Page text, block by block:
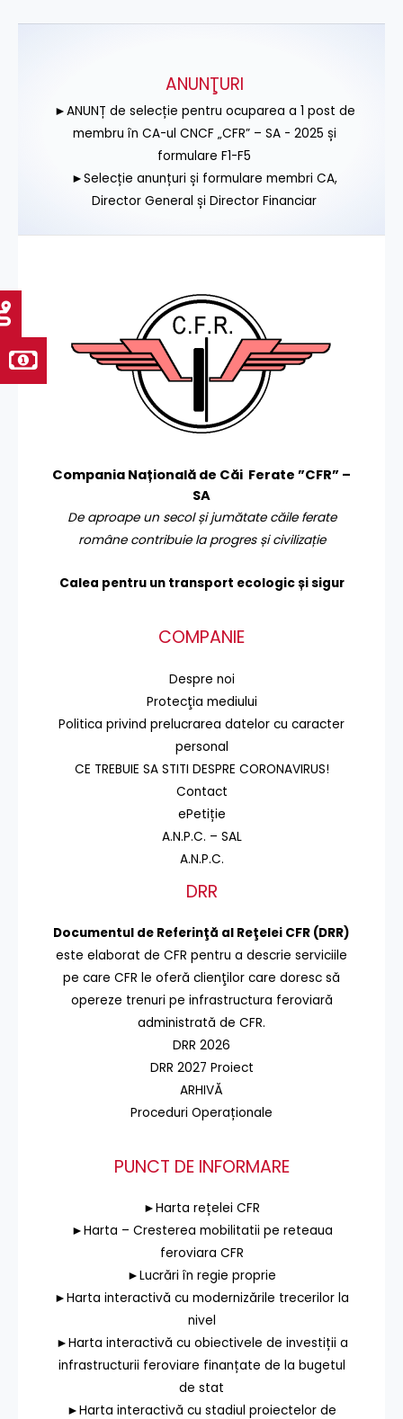
ANUNŢURI
►ANUNȚ de selecție pentru ocuparea a 1 post de
membru în CA-ul CNCF „CFR” – SA - 2025 și
formulare F1-F5
►Selecție anunțuri și formulare membri CA,
Director General și Director Financiar
Compania Națională de Căi Ferate ”CFR” –
SA
De aproape un secol și jumătate căile ferate
române contribuie la progres și civilizație
Calea pentru un transport ecologic și sigur
COMPANIE
Despre noi
Protecţia mediului
Politica privind prelucrarea datelor cu caracter
personal
CE TREBUIE SA STITI DESPRE CORONAVIRUS!
Contact
ePetiție
A.N.P.C. – SAL
A.N.P.C.
DRR
Documentul de Referinţă al Reţelei CFR (DRR)
este elaborat de CFR pentru a descrie serviciile
pe care CFR le oferă clienţilor care doresc să
opereze trenuri pe infrastructura feroviară
administrată de CFR.
DRR 2026
DRR 2027 Proiect
ARHIVĂ
Proceduri Operaționale
PUNCT DE INFORMARE
►Harta rețelei CFR
►Harta – Cresterea mobilitatii pe reteaua
feroviara CFR
►Lucrări în regie proprie
►Harta interactivă cu modernizările trecerilor la
nivel
►Harta interactivă cu obiectivele de investiții a
infrastructurii feroviare finanțate de la bugetul
de stat
►Harta interactivă cu stadiul proiectelor de